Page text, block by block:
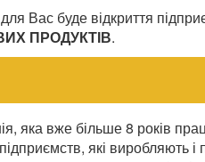
Вас буде відкриття
ПРОДУКТІВ.
яка вже більше 8 років
які виробляють і